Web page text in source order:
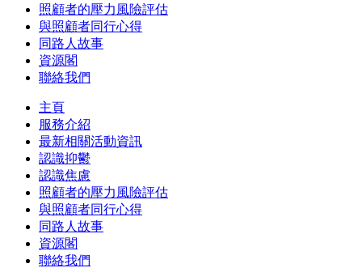
照顧者的壓力風險評估
與照顧者同行心得
同路人故事
資源閣
聯絡我們
主頁
服務介紹
最新相關活動資訊
認識抑鬱
認識焦慮
照顧者的壓力風險評估
與照顧者同行心得
同路人故事
資源閣
聯絡我們